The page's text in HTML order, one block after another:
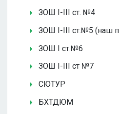
ЗОШ І-ІІІ ст. №4
ЗОШ І-ІІІ ст.№5 (наш
ЗОШ І ст.№6
ЗОШ І-ІІІ ст №7
СЮТУР
БХТДЮМ